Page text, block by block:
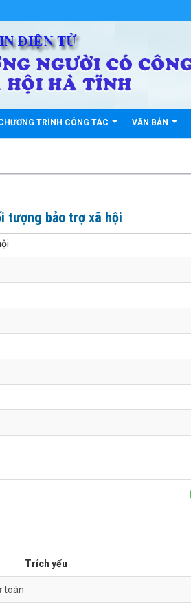
TRÌNH CÔNG TÁC VĂN BẢN
tượng bảo trợ xã hội
Trích yếu
toán